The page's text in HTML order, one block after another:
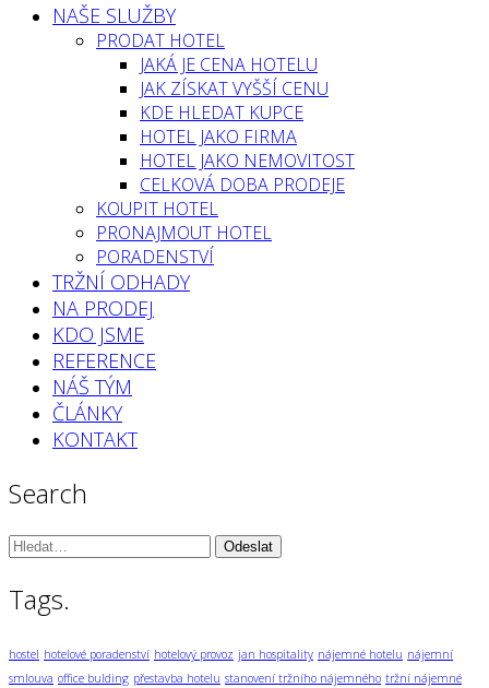
NAŠE SLUŽBY
PRODAT HOTEL
JAKÁ JE CENA HOTELU
JAK ZÍSKAT VYŠŠÍ CENU
KDE HLEDAT KUPCE
HOTEL JAKO FIRMA
HOTEL JAKO NEMOVITOST
CELKOVÁ DOBA PRODEJE
KOUPIT HOTEL
PRONAJMOUT HOTEL
PORADENSTVÍ
TRŽNÍ ODHADY
NA PRODEJ
KDO JSME
REFERENCE
NÁŠ TÝM
ČLÁNKY
KONTAKT
Search
Vyhledávání:
Tags.
hostel hotelové poradenství hotelový provoz jan hospitality nájemné hotelu nájemní
smlouva office bulding přestavba hotelu stanovení tržního nájemného tržní nájemné